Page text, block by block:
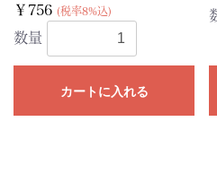
￥756 (税率8%込)
数量
カートに入れる